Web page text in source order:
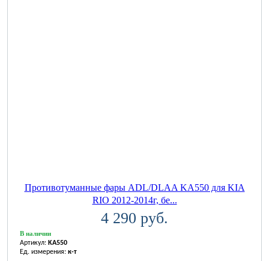
Противотуманные фары ADL/DLAA KA550 для KIA
RIO 2012-2014г, бе...
4 290 руб.
В наличии
Артикул: KA550
Ед. измерения: к-т